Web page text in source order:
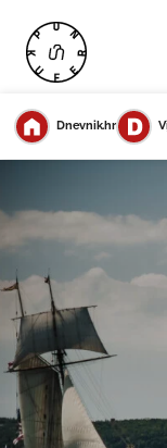
Dnevnik.hr